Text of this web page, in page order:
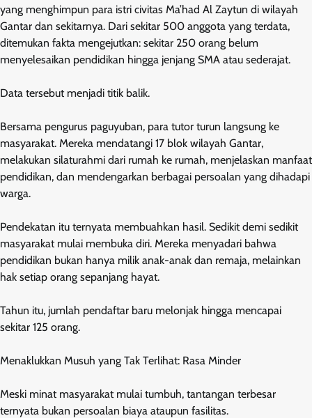
yang menghimpun para istri civitas Ma’had Al Zaytun di wilayah
Gantar dan sekitarnya. Dari sekitar 500 anggota yang terdata,
ditemukan fakta mengejutkan: sekitar 250 orang belum
menyelesaikan pendidikan hingga jenjang SMA atau sederajat.
Data tersebut menjadi titik balik.
Bersama pengurus paguyuban, para tutor turun langsung ke
masyarakat. Mereka mendatangi 17 blok wilayah Gantar,
melakukan silaturahmi dari rumah ke rumah, menjelaskan manfaat
pendidikan, dan mendengarkan berbagai persoalan yang dihadapi
warga.
Pendekatan itu ternyata membuahkan hasil. Sedikit demi sedikit
masyarakat mulai membuka diri. Mereka menyadari bahwa
pendidikan bukan hanya milik anak-anak dan remaja, melainkan
hak setiap orang sepanjang hayat.
Tahun itu, jumlah pendaftar baru melonjak hingga mencapai
sekitar 125 orang.
Menaklukkan Musuh yang Tak Terlihat: Rasa Minder
Meski minat masyarakat mulai tumbuh, tantangan terbesar
ternyata bukan persoalan biaya ataupun fasilitas.